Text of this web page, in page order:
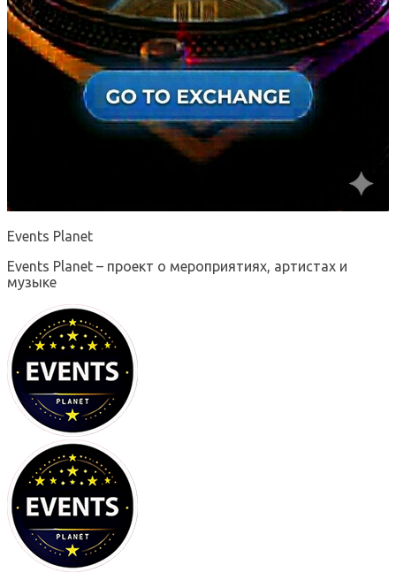
Events Planet
Events Planet – проект о мероприятиях, артистах и
музыке